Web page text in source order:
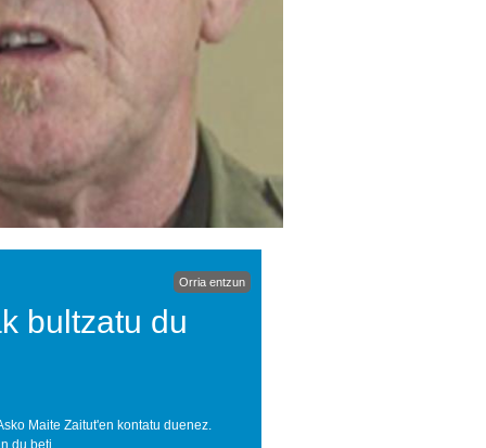
Orria entzun
bultzatu du
Maite Zaitut'en kontatu duenez.
du beti.